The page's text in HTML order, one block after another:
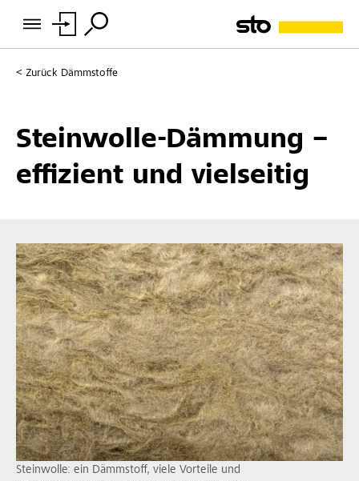
Zurück Dämmstoffe
Steinwolle-Dämmung –
effizient und vielseitig
Steinwolle: ein Dämmstoff, viele Vorteile und